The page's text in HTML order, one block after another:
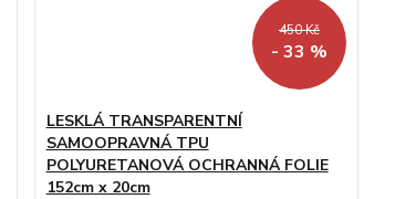
450 Kč
- 33 %
LESKLÁ TRANSPARENTNÍ
SAMOOPRAVNÁ TPU
POLYURETANOVÁ OCHRANNÁ FOLIE
152cm x 20cm